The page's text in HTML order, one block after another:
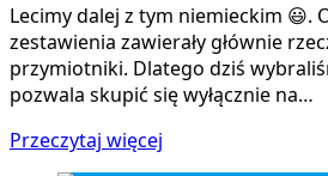
Lecimy dalej z tym niemieckim 😃.
zestawienia zawierały głównie
przymiotniki. Dlatego dziś
pozwala skupić się wyłącznie na…
Przeczytaj więcej